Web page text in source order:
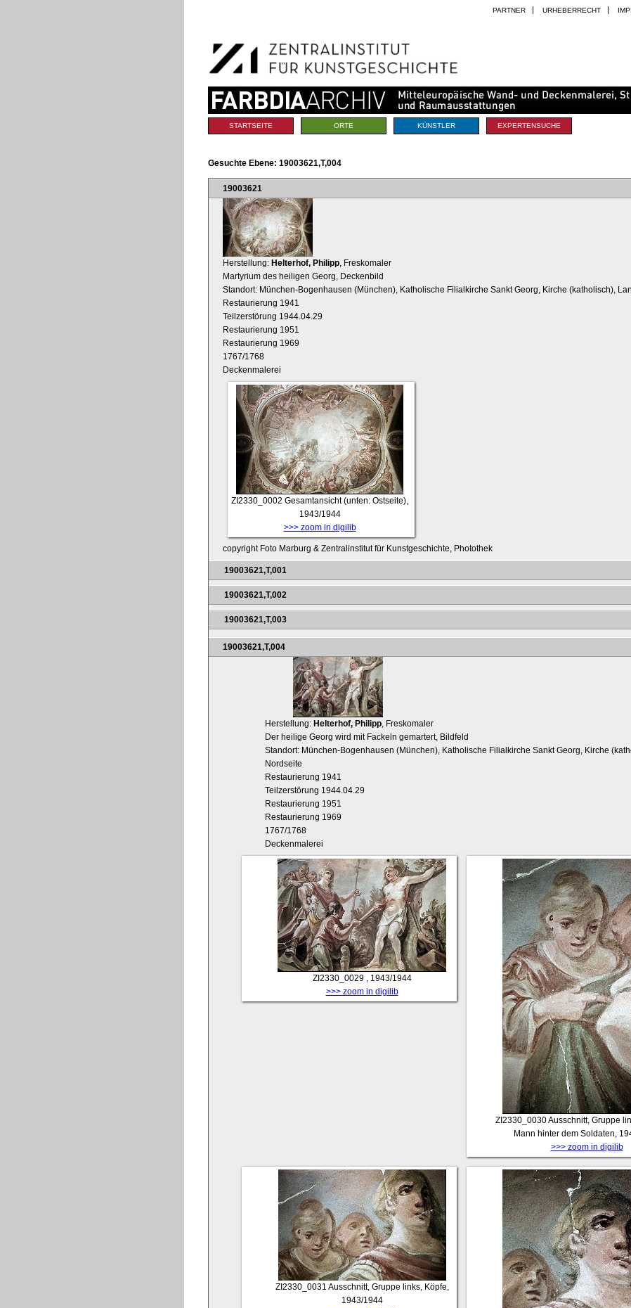
Navigation
PARTNER URHEBERRECHT
Sektionen
STARTSEITE ORTE KÜNSTLER EXPERTENSUCHE
Gesuchte Ebene: 19003621,T,004
19003621
Herstellung: Helterhof, Philipp , Freskomaler
Martyrium des heiligen Georg, Deckenbild
Standort: München-Bogenhausen (München), Katholische Filialkirche Sankt Georg, Kirche (katholisch),
Restaurierung 1941
Teilzerstörung 1944.04.29
Restaurierung 1951
Restaurierung 1969
1767/1768
Deckenmalerei
ZI2330_0002 Gesamtansicht (unten: Ostseite),
1943/1944
>>> zoom in digilib
copyright Foto Marburg & Zentralinstitut für Kunstgeschichte, Photothek
19003621,T,001
19003621,T,002
19003621,T,003
19003621,T,004
Herstellung: Helterhof, Philipp, Freskomaler
Der heilige Georg wird mit Fackeln gemartert, Bildfeld
Standort: München-Bogenhausen (München), Katholische Filialkirche Sankt Georg, Kirche
Nordseite
Restaurierung 1941
Teilzerstörung 1944.04.29
Restaurierung 1951
Restaurierung 1969
1767/1768
Deckenmalerei
ZI2330_0029 , 1943/1944
>>> zoom in digilib
ZI2330_0030Ausschnitt, Gruppe
Mann hinter dem Soldaten,
>>> zoom in digilib
ZI2330_0031 Ausschnitt, Gruppe links, Köpfe,
1943/1944